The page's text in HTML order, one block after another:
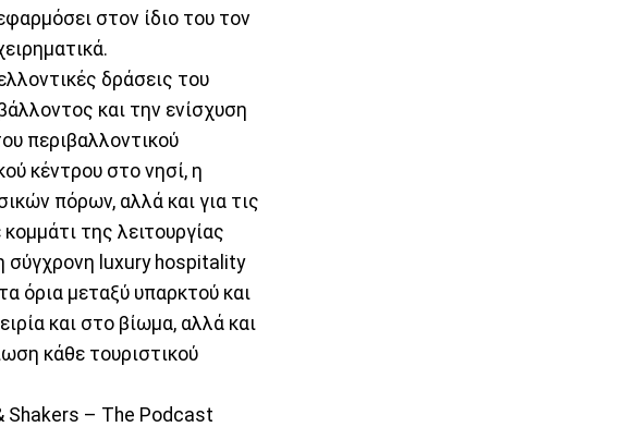
στον ίδιο του τον
δράσεις του
και την ενίσχυση
περιβαλλοντικού
κέντρου στο νησί, η
πόρων, αλλά και για τις
της λειτουργίας
σύγχρονη luxury hospitality
όρια μεταξύ υπαρκτού και
και στο βίωμα, αλλά και
κάθε τουριστικού
Shakers – The Podcast